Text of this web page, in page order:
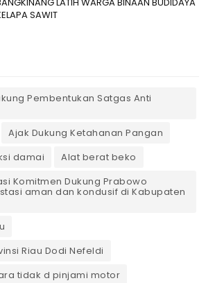
SAWIT
Pembentukan Satgas Anti
Ajak Dukung Ketahanan Pangan
damai
Alat berat beko
Komitmen Dukung Prabowo
aman dan kondusif di Kabupaten
Riau Dodi Nefeldi
tidak d pinjami motor